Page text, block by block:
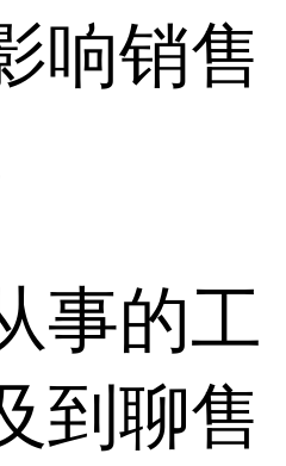
响销售
事的工
到聊售